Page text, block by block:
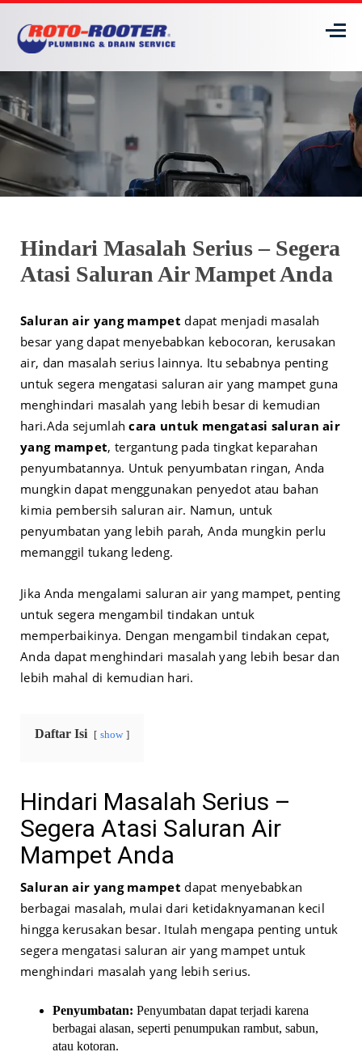
Hindari Masalah Serius – Segera
Atasi Saluran Air Mampet Anda
Saluran air yang mampet dapat menjadi masalah
besar yang dapat menyebabkan kebocoran, kerusakan
air, dan masalah serius lainnya. Itu sebabnya penting
untuk segera mengatasi saluran air yang mampet guna
menghindari masalah yang lebih besar di kemudian
hari.Ada sejumlahcara untuk mengatasi saluran air
yang mampet, tergantung pada tingkat keparahan
penyumbatannya. Untuk penyumbatan ringan, Anda
mungkin dapat menggunakan penyedot atau bahan
kimia pembersih saluran air. Namun, untuk
penyumbatan yang lebih parah, Anda mungkin perlu
memanggil tukang ledeng.
Jika Anda mengalami saluran air yang mampet, penting
untuk segera mengambil tindakan untuk
memperbaikinya. Dengan mengambil tindakan cepat,
Anda dapat menghindari masalah yang lebih besar dan
lebih mahal di kemudian hari.
Daftar Isi show
Hindari Masalah Serius –
Segera Atasi Saluran Air
Mampet Anda
Saluran air yang mampet dapat menyebabkan
berbagai masalah, mulai dari ketidaknyamanan kecil
hingga kerusakan besar. Itulah mengapa penting untuk
segera mengatasi saluran air yang mampet untuk
menghindari masalah yang lebih serius.
Penyumbatan: Penyumbatan dapat terjadi karena
berbagai alasan, seperti penumpukan rambut, sabun,
atau kotoran.